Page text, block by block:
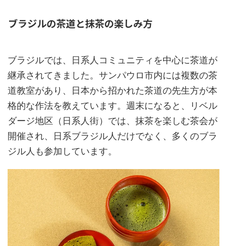
ブラジルの茶道と抹茶の楽しみ方
ブラジルでは、日系人コミュニティを中心に茶道が
継承されてきました。サンパウロ市内には複数の茶
道教室があり、日本から招かれた茶道の先生方が本
格的な作法を教えています。週末になると、リベル
ダージ地区（日系人街）では、抹茶を楽しむ茶会が
開催され、日系ブラジル人だけでなく、多くのブラ
ジル人も参加しています。